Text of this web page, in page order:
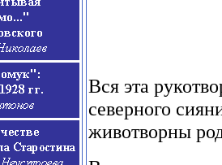
Вся эта
северного
животворны